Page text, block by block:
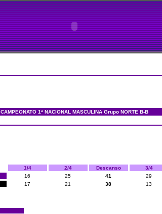
CAMPEONATO 1ª NACIONAL MASCULINA Grupo NORTE B-B
1/4 2/4 Descanso 3/4
16 25 41 29
17 21 38 13